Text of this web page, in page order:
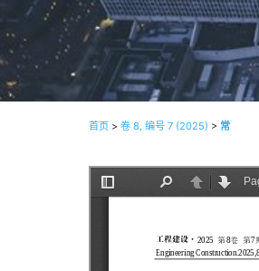
首页 > 卷 8, 编号 7 (2025) > 常